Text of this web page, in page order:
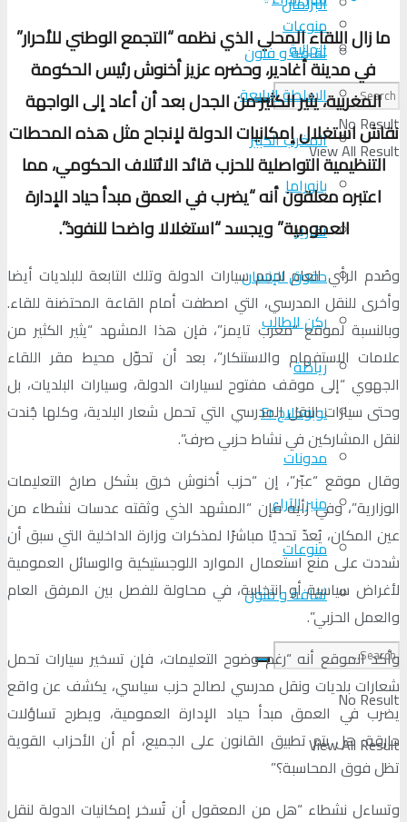
منوعات
ثقافة و فنون
No Result
View All Result
الجالية
السلطة الرابعة
المغرب الكبير
بانوراما
تقارير
حقوق الإنسان
ركن الطالب
رياضة
لوبوكلاج Fr
مدونات
منبر الآراء
منوعات
ثقافة و فنون
No Result
View All Result
ما زال اللقاء المحلي الذي نظمه “التجمع الوطني للأحرار”
في مدينة أغادير، وحضره عزيز أخنوش رئيس الحكومة
المغربية، يثير الكثير من الجدل بعد أن أعاد إلى الواجهة
نقاش استغلال إمكانيات الدولة لإنجاح مثل هذه المحطات
التنظيمية التواصلية للحزب قائد الائتلاف الحكومي، مما
اعتبره معلقون أنه “يضرب في العمق مبدأ حياد الإدارة
العمومية” ويجسد “استغلالا واضحا للنفوذ”.
وصُدم الرأي العام لحجم سيارات الدولة وتلك التابعة للبلديات أيضا
وأخرى للنقل المدرسي، التي اصطفت أمام القاعة المحتضنة للقاء.
وبالنسبة لموقع “مغرب تايمز”، فإن هذا المشهد “يثير الكثير من
علامات الاستفهام والاستنكار”، بعد أن تحوّل محيط مقر اللقاء
الجهوي “إلى موقف مفتوح لسيارات الدولة، وسيارات البلديات، بل
وحتى سيارات النقل المدرسي التي تحمل شعار البلدية، وكلها جُندت
لنقل المشاركين في نشاط حزبي صرف”.
وقال موقع “عبّر”، إن “حزب أخنوش خرق بشكل صارخ التعليمات
الوزارية”، وفي رأيه فإن “المشهد الذي وثقته عدسات نشطاء من
عين المكان، يُعدّ تحديًا مباشرًا لمذكرات وزارة الداخلية التي سبق أن
شددت على منع استعمال الموارد اللوجستيكية والوسائل العمومية
لأغراض سياسية أو انتخابية، في محاولة للفصل بين المرفق العام
والعمل الحزبي”.
وأكد الموقع أنه “رغم وضوح التعليمات، فإن تسخير سيارات تحمل
شعارات بلديات ونقل مدرسي لصالح حزب سياسي، يكشف عن واقع
يضرب في العمق مبدأ حياد الإدارة العمومية، ويطرح تساؤلات
حارقة: هل يتم تطبيق القانون على الجميع، أم أن الأحزاب القوية
تظل فوق المحاسبة؟”
وتساءل نشطاء “هل من المعقول أن تُسخر إمكانيات الدولة لنقل